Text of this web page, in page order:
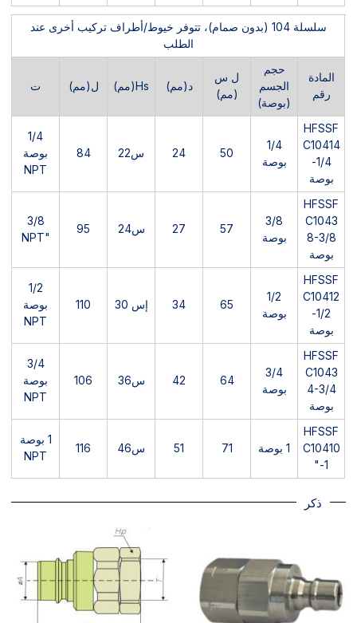
سلسلة 104 (بدون صمام)، تتوفر خيوط/أطراف تركيب أخرى عند
الطلب
المادة
رقم
حجم
الجسم
(بوصة)
ل س
(مم)
د(مم) Hs(مم) ل(مم) ت
HFSSF
C10414
-1/4
بوصة
1/4
بوصة
50
24 س22 84
1/4
بوصة
NPT
HFSSF
C1043
8-3/8
بوصة
3/8
بوصة
57
27 س24 95
3/8
"NPT
HFSSF
C10412
-1/2
بوصة
1/2
بوصة
65
34 إس 30 110
1/2
بوصة
NPT
HFSSF
C1043
4-3/4
بوصة
3/4
بوصة
64
42 س36 106
3/4
بوصة
NPT
HFSSF
C10410
-1"
1 بوصة 71
51 س46 116
1 بوصة
NPT
ذكر